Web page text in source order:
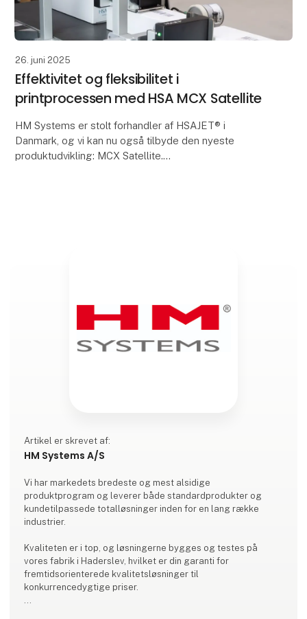
26. juni 2025
Effektivitet og fleksibilitet i
printprocessen med HSA MCX Satellite
HM Systems er stolt forhandler af HSAJET® i
Danmark, og vi kan nu også tilbyde den nyeste
produktudvikling: MCX Satellite.
Artikel er skrevet af:
HM Systems A/S
Vi har markedets bredeste og mest alsidige
produktprogram og leverer både standardprodukter og
kundetilpassede totalløsninger inden for en lang række
industrier.
Kvaliteten er i top, og løsningerne bygges og testes på
vores fabrik i Haderslev, hvilket er din garanti for
fremtidsorienterede kvalitetsløsninger til
konkurrencedygtige priser.